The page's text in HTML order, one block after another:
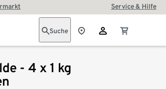
Service & Hilfe
Suche
- 4 x 1 kg